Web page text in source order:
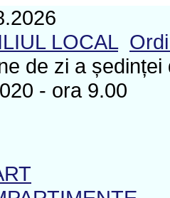
LOCAL
de zi a
- ora 9.00